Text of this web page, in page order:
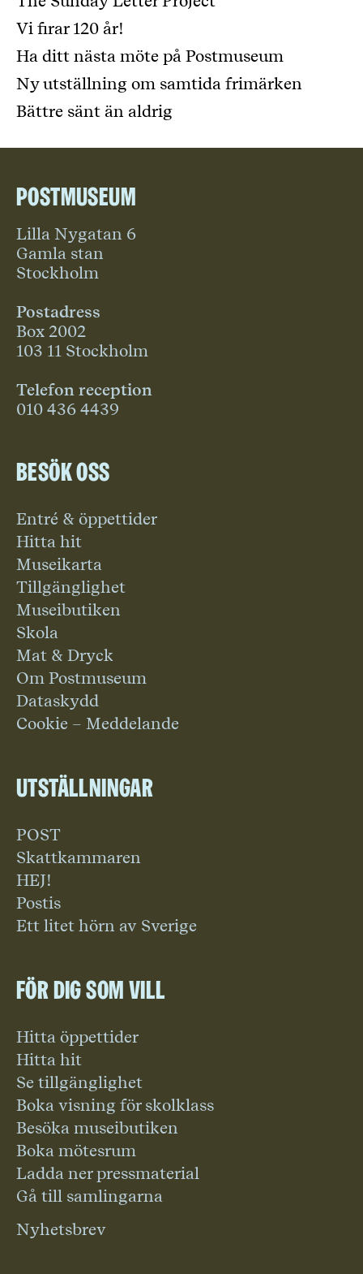
Vi firar 120 år!
Ha ditt nästa möte på Postmuseum
Ny utställning om samtida frimärken
Bättre sänt än aldrig
Postmuseum
Lilla Nygatan 6
Gamla stan
Stockholm
Postadress
Box 2002
103 11 Stockholm
Telefon reception
010 436 4439
Besök oss
Entré & öppettider
Hitta hit
Museikarta
Tillgänglighet
Museibutiken
Skola
Mat & Dryck
Om Postmuseum
Dataskydd
Cookie – Meddelande
Utställningar
POST
Skattkammaren
HEJ!
Postis
Ett litet hörn av Sverige
För dig som vill
Hitta öppettider
Hitta hit
Se tillgänglighet
Boka visning för skolklass
Besöka museibutiken
Boka mötesrum
Ladda ner pressmaterial
Gå till samlingarna
Nyhetsbrev